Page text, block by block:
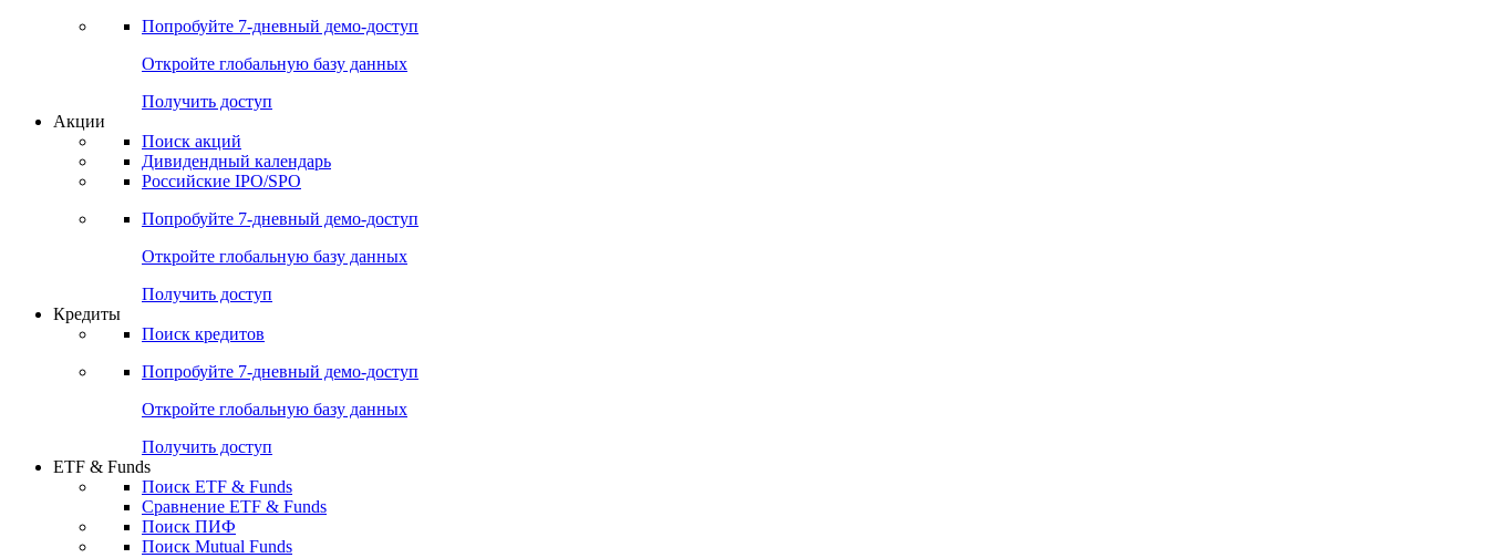
Попробуйте 7-дневный демо-доступ
Откройте глобальную базу данных
Получить доступ
Акции
Поиск акций
Дивидендный календарь
Российские IPO/SPO
Попробуйте 7-дневный демо-доступ
Откройте глобальную базу данных
Получить доступ
Кредиты
Поиск кредитов
Попробуйте 7-дневный демо-доступ
Откройте глобальную базу данных
Получить доступ
ETF & Funds
Поиск ETF & Funds
Сравнение ETF & Funds
Поиск ПИФ
Поиск Mutual Funds